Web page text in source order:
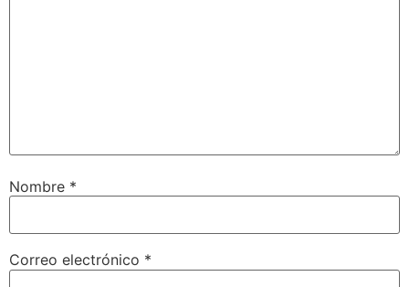
Nombre *
Correo electrónico *